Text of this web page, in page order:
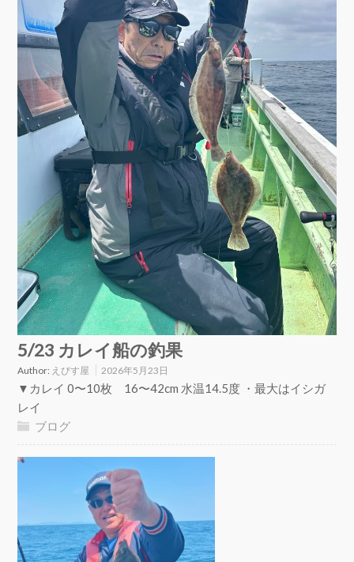
5/23 カレイ船の釣果
Author: えびす屋 2026年5月23日
▼カレイ 0〜10枚 16〜42cm 水温14.5度 ・最大はイシガ
レイ
ブログ